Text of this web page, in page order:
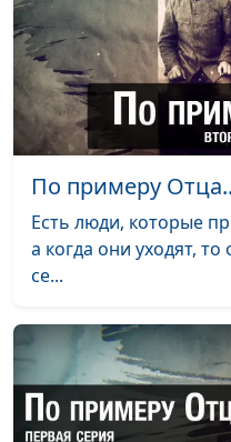
Дороже
золота
мира
Как вы
сделали
одному из
Сапар
Дорога домой
Дорога домой
пастор
Насмешки
истории над
архитектурой
По примеру
Есть люди, которые
а когда они уходят,
се...